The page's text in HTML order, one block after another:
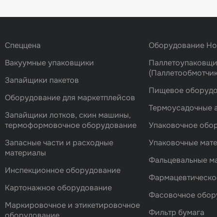
00000006548
00000006571
00000003264
Спеццена
Вакуумные упаковщики
Запайщики пакетов
Оборудование для маркетплейсов
Запайщики лотков, скин машины,
термоформовочное оборудование
Запасные части и расходные
материалы
Инспекционное оборудование
Картонажное оборудование
Маркировочное и этикетировочное
Оборудование
Пищевое
Термоусадочные
Упаковочное
Упаковочные
Фальцевальные
Фасовочноe
Фильтр бумага